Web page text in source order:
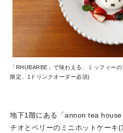
「RHUBARBE」で味わえる、ミッフィー
限定、1ドリンクオーダー必須)
地下1階にある「annon tea
チオとベリーのミニホットケーキ